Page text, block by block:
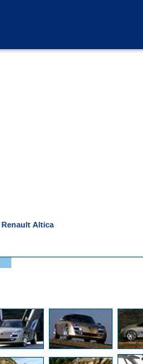
ТЕСТ-ДРАЙВ
ШИНЫ
Renault Altica